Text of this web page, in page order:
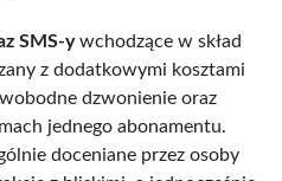
SMS-ywchodzące w skład
z dodatkowymi kosztami
dzwonienie oraz
jednego abonamentu.
doceniane przez osoby